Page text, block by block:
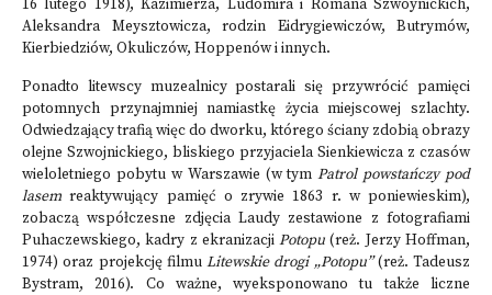
16 lutego 1918), Kazimierza, Ludomira i Romana Szwoynickich,
Aleksandra Meysztowicza, rodzin Eidrygiewiczów, Butrymów,
Kierbiedziów, Okuliczów, Hoppenów i innych.
Ponadto litewscy muzealnicy postarali się przywrócić pamięci
potomnych przynajmniej namiastkę życia miejscowej szlachty.
Odwiedzający trafią więc do dworku, którego ściany zdobią obrazy
olejne Szwojnickiego, bliskiego przyjaciela Sienkiewicza z czasów
wieloletniego pobytu w Warszawie (w tymPatrol powstańczy pod
lasemreaktywujący pamięć o zrywie 1863 r. w poniewieskim),
zobaczą współczesne zdjęcia Laudy zestawione z fotografiami
Puhaczewskiego, kadry z ekranizacjiPotopu (reż. Jerzy Hoffman,
1974) oraz projekcję filmu Litewskie drogi „Potopu”(reż. Tadeusz
Bystram, 2016). Co ważne, wyeksponowano tu także liczne